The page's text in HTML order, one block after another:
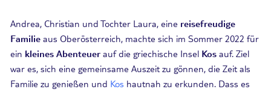
Andrea, Christian und Tochter Laura, eine reisefreudige
Familie aus Oberösterreich, machte sich im Sommer 2022 für
ein kleines Abenteuer auf die griechische Insel Kos auf. Ziel
war es, sich eine gemeinsame Auszeit zu gönnen, die Zeit als
Familie zu genießen und Kos hautnah zu erkunden. Dass es